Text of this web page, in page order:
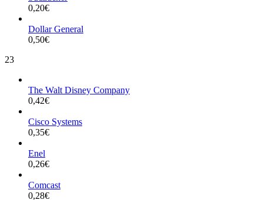
0,20€
Dollar General
0,50€
23
The Walt Disney Company
0,42€
Cisco Systems
0,35€
Enel
0,26€
Comcast
0,28€